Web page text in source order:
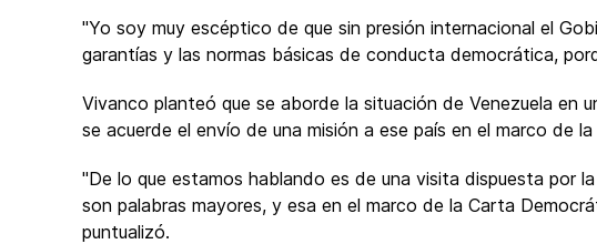
"Yo soy muy escéptico de que sin presión internacional el
garantías y las normas básicas de conducta democrática,
Vivanco planteó que se aborde la situación de Venezuela en
se acuerde el envío de una misión a ese país en el marco de
"De lo que estamos hablando es de una visita dispuesta por
son palabras mayores, y esa en el marco de la Carta
puntualizó.